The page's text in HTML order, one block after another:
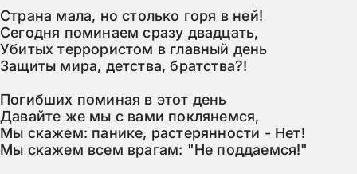
Страна мала, но столько горя в ней!
Сегодня поминаем сразу двадцать,
Убитых террористом в главный день
Защиты мира, детства, братства?!
Погибших поминая в этот день
Давайте же мы с вами поклянемся,
Мы скажем: панике, растерянности - Нет!
Мы скажем всем врагам: "Не поддаемся!"